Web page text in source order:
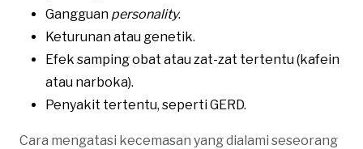
Gangguan personality.
Keturunan atau genetik.
Efek samping obat atau zat-zat tertentu (kafein
atau narboka).
Penyakit tertentu, seperti GERD.
Cara mengatasi kecemasan yang dialami seseorang